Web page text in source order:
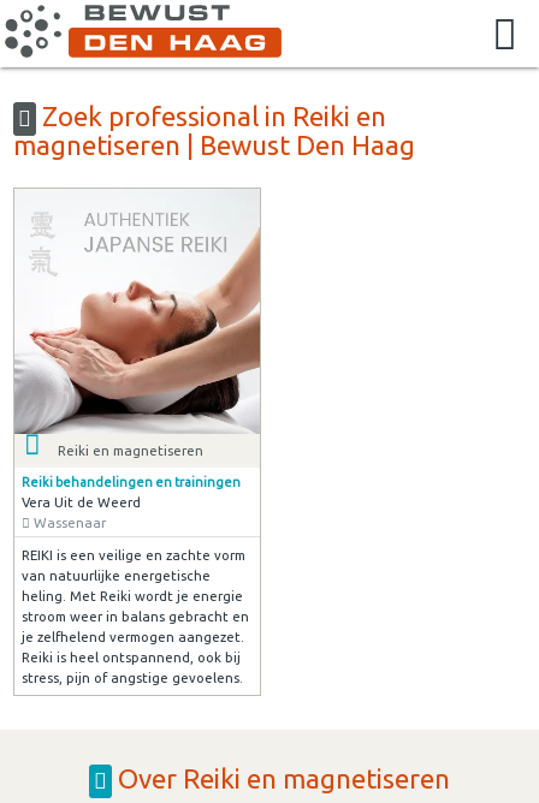
Zoek professional in Reiki en
magnetiseren | Bewust Den Haag
Reiki en magnetiseren
Reiki behandelingen en trainingen
Vera Uit de Weerd
Wassenaar
REIKI is een veilige en zachte vorm
van natuurlijke energetische
heling. Met Reiki wordt je energie
stroom weer in balans gebracht en
je zelfhelend vermogen aangezet.
Reiki is heel ontspannend, ook bij
stress, pijn of angstige gevoelens.
Over Reiki en magnetiseren